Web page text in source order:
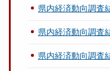
県内経済動向調査
県内経済動向調査
県内経済動向調査